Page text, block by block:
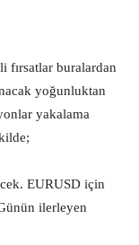
fırsatlar buralardan
yoğunluktan
yakalama
EURUSD için
ilerleyen